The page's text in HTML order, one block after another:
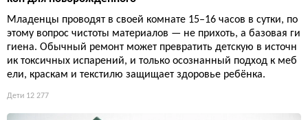
Младенцы проводят в своей комнате 15–16 часов в сутки, по
этому вопрос чистоты материалов — не прихоть, а базовая ги
гиена. Обычный ремонт может превратить детскую в источн
ик токсичных испарений, и только осознанный подход к меб
ели, краскам и текстилю защищает здоровье ребёнка.
Дети 12 277